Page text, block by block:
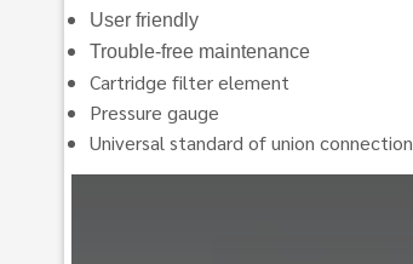
User friendly
Trouble-free maintenance
Cartridge filter element
Pressure gauge
Universal standard of union connection